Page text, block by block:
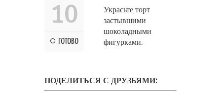
10
ГОТОВО
Украсьте торт
застывшими
шоколадными
фигурками.
ПОДЕЛИТЬСЯ С ДРУЗЬЯМИ: